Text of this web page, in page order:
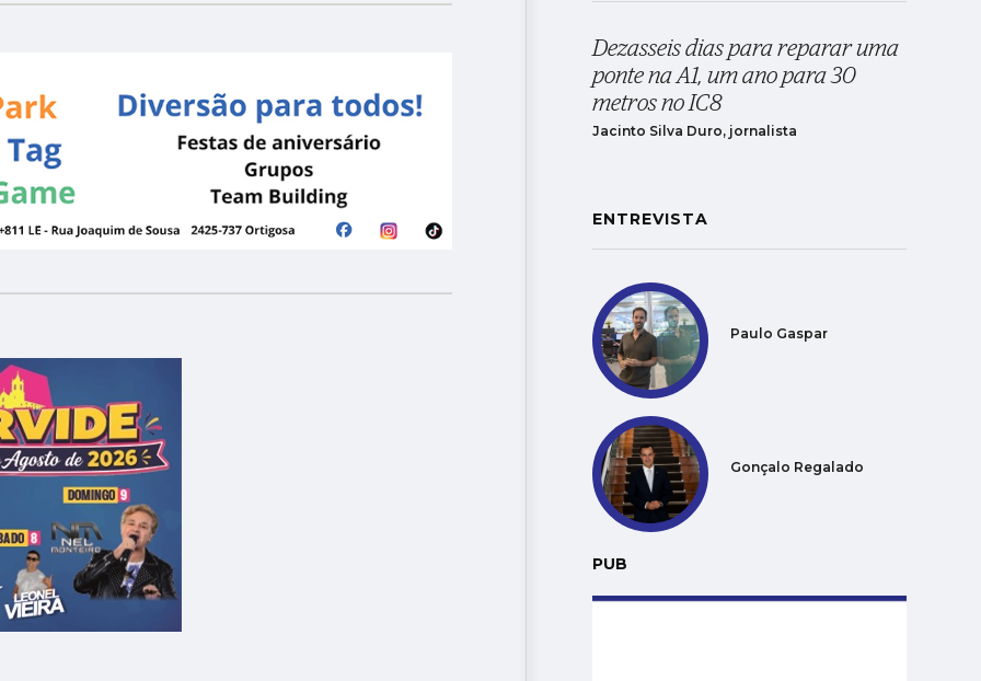
Dezasseis dias para reparar uma
ponte na A1, um ano para 30
metros no IC8
Jacinto Silva Duro, jornalista
ENTREVISTA
Paulo Gaspar
Gonçalo Regalado
PUB